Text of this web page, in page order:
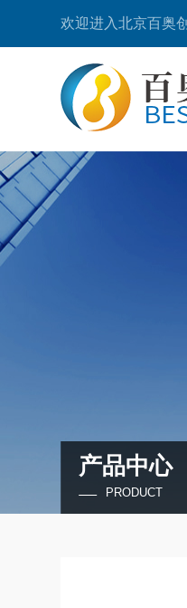
欢迎进入北京百奥
产品中心
PRODUCT